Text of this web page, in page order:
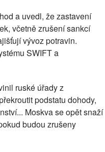
a uvedl, že zastavení
včetně zrušení sankcí
vývoz potravin.
SWIFT a
ruské úřady z
podstatu dohody,
Moskva se opět snaží
budou zrušeny